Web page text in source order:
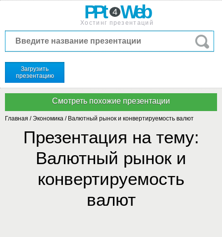
PPt 4 Web
Хостинг презентаций
Загрузить
презентацию
Главная /Экономика / Валютный рынок и конвертируемость валют
Презентация на тему:
Валютный рынок и
конвертируемость
валют